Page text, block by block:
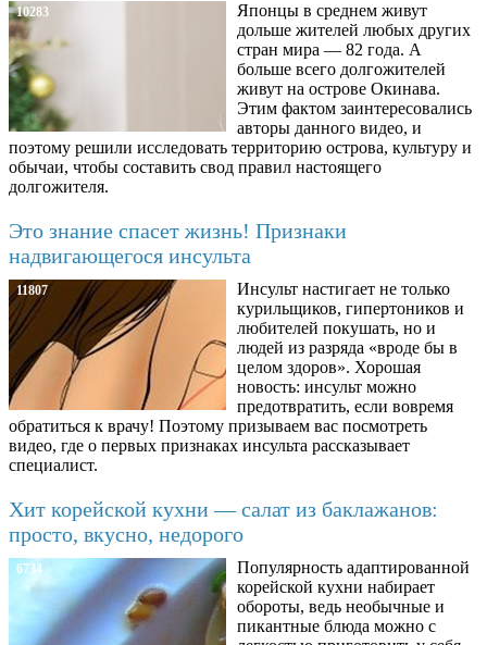
10283
Японцы в среднем живут
дольше жителей любых других
стран мира — 82 года. А
больше всего долгожителей
живут на острове Окинава.
Этим фактом заинтересовались
авторы данного видео, и
поэтому решили исследовать территорию острова, культуру и
обычаи, чтобы составить свод правил настоящего
долгожителя.
Это знание спасет жизнь! Признаки
надвигающегося инсульта
11807
Инсульт настигает не только
курильщиков, гипертоников и
любителей покушать, но и
людей из разряда «вроде бы в
целом здоров». Хорошая
новость: инсульт можно
предотвратить, если вовремя
обратиться к врачу! Поэтому призываем вас посмотреть
видео, где о первых признаках инсульта рассказывает
специалист.
Хит корейской кухни — салат из баклажанов:
просто, вкусно, недорого
6734
Популярность адаптированной
корейской кухни набирает
обороты, ведь необычные и
пикантные блюда можно с